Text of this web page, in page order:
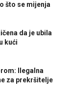
što se mijenja
da je ubila
kući
Ilegalna
za prekršitelje